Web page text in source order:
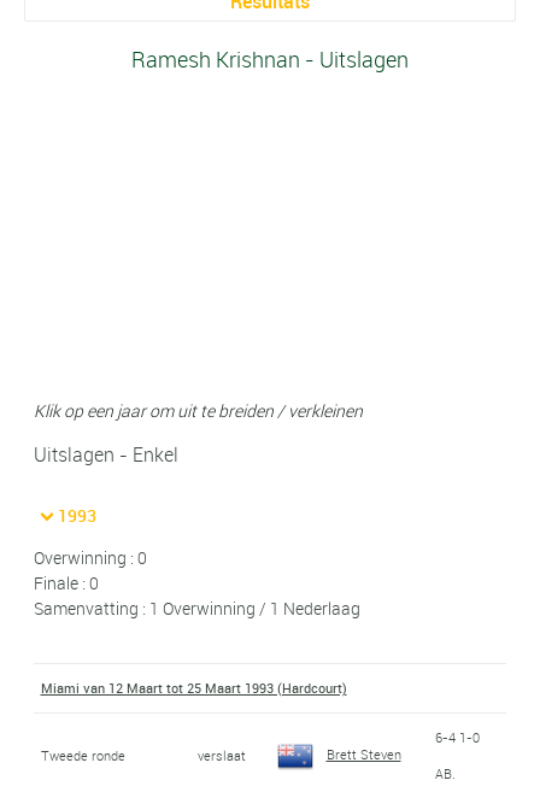
Ramesh Krishnan - Uitslagen
Klik op een jaar om uit te breiden / verkleinen
Uitslagen - Enkel
1993
Overwinning : 0
Finale : 0
Samenvatting : 1 Overwinning / 1 Nederlaag
Miami van 12 Maart tot 25 Maart 1993 (Hardcourt)
Tweede ronde verslaat Brett Steven
6-4 1-0
AB.